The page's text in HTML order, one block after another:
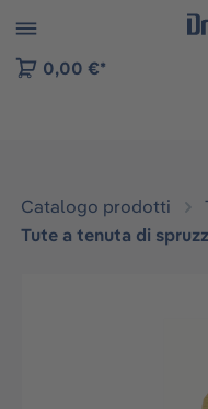
Skip to B2B platform
0,00 €*
Catalogo prodotti
Tute a tenuta di